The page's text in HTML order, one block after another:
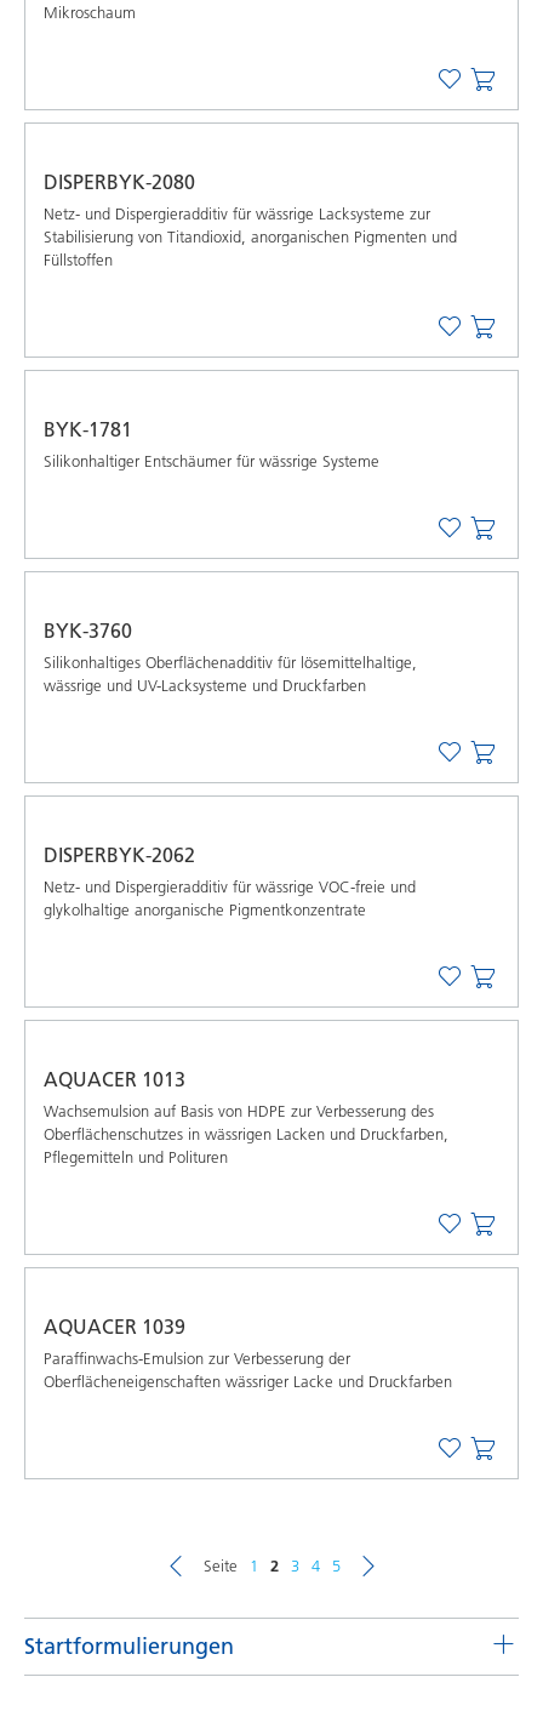
Mikroschaum
DISPERBYK-2080
Netz- und Dispergieradditiv für wässrige Lacksysteme zur
Stabilisierung von Titandioxid, anorganischen Pigmenten und
Füllstoffen
BYK-1781
Silikonhaltiger Entschäumer für wässrige Systeme
BYK-3760
Silikonhaltiges Oberﬂächenadditiv für lösemittelhaltige,
wässrige und UV-Lacksysteme und Druckfarben
DISPERBYK-2062
Netz- und Dispergieradditiv für wässrige VOC-freie und
glykolhaltige anorganische Pigmentkonzentrate
AQUACER 1013
Wachsemulsion auf Basis von HDPE zur Verbesserung des
Oberflächenschutzes in wässrigen Lacken und Druckfarben,
Pflegemitteln und Polituren
AQUACER 1039
Paraffinwachs-Emulsion zur Verbesserung der
Oberflächeneigenschaften wässriger Lacke und Druckfarben
Seite 1 2 3 4 5
Startformulierungen